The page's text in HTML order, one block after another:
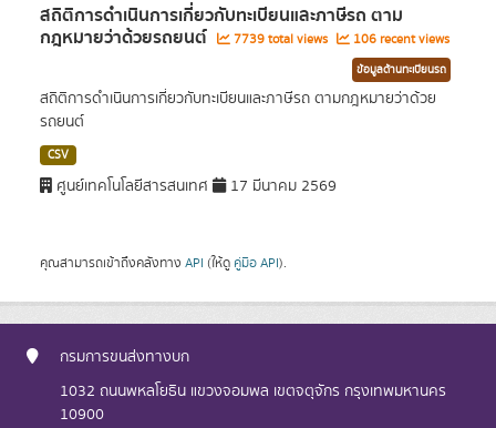
สถิติการดำเนินการเกี่ยวกับทะเบียนและภาษีรถ ตาม
กฎหมายว่าด้วยรถยนต์ 7739 total views 106 recent views
ข้อมูลด้านทะเบียนรถ
สถิติการดำเนินการเกี่ยวกับทะเบียนและภาษีรถ ตามกฎหมายว่าด้วย
รถยนต์
CSV
ศูนย์เทคโนโลยีสารสนเทศ 17 มีนาคม 2569
คุณสามารถเข้าถึงคลังทาง API (ให้ดู คู่มือ API).
กรมการขนส่งทางบก
1032 ถนนพหลโยธิน แขวงจอมพล เขตจตุจักร กรุงเทพมหานคร
10900